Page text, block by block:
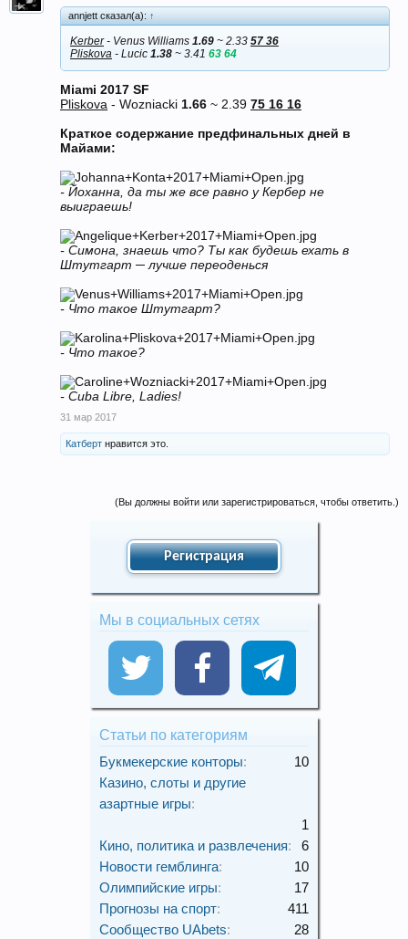
annjett сказал(а): ↑
Kerber- Venus Williams 1.69 ~ 2.33 57 36
Pliskova - Lucic 1.38 ~ 3.41 63 64
Miami 2017 SF
Pliskova - Wozniacki 1.66 ~ 2.39 75 16 16
Краткое содержание предфинальных дней в
Майами:
- Йоханна, да ты же все равно у Кербер не
выиграешь!
- Симона, знаешь что? Ты как будешь ехать в
Штутгарт ─ лучше переоденься
- Что такое Штутгарт?
- Что такое?
- Cuba Libre, Ladies!
31 мар 2017
Катберт нравится это.
(Вы должны войти или зарегистрироваться, чтобы ответить.)
Регистрация
Мы в социальных сетях
Статьи по категориям
Букмекерские конторы:
10
Казино, слоты и другие
азартные игры:
1
Кино, политика и развлечения:
6
Новости гемблинга:
10
Олимпийские игры:
17
Прогнозы на спорт:
411
Сообщество UAbets:
28